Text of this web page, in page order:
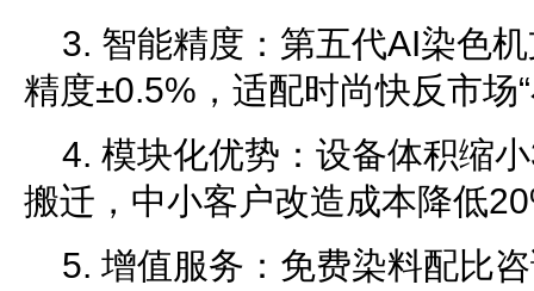
3. 智能精度：第五代AI染色
精度±0.5%，适配时尚快反市场
4. 模块化优势：设备体积缩
搬迁，中小客户改造成本降低
5. 增值服务：免费染料配比